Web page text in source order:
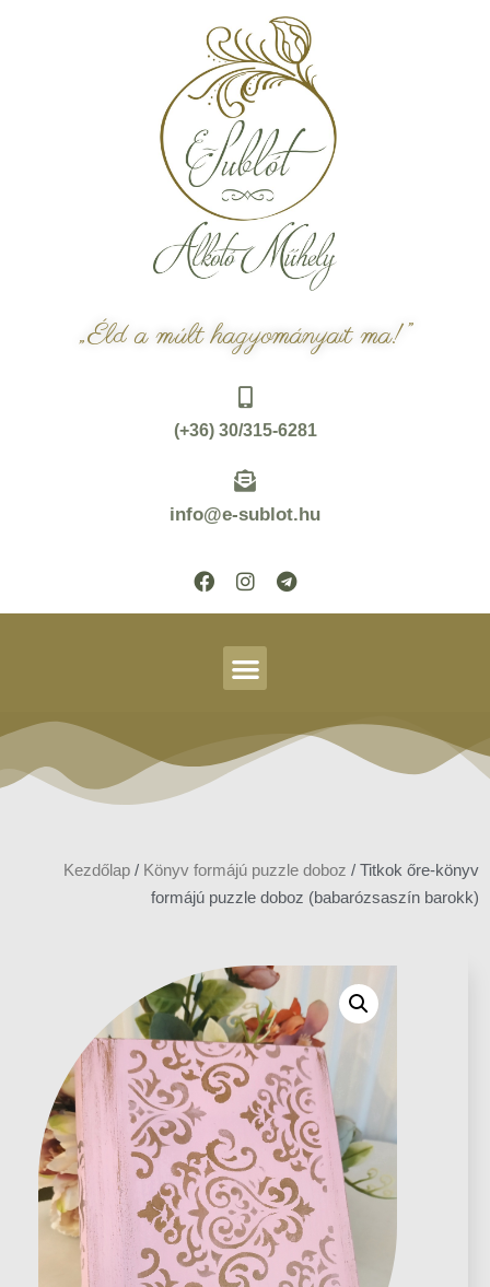
„Éld a múlt hagyományait ma!”
(+36) 30/315-6281
info@e-sublot.hu
Kezdőlap / Könyv formájú puzzle doboz / Titkok őre-könyv
formájú puzzle doboz (babarózsaszín barokk)